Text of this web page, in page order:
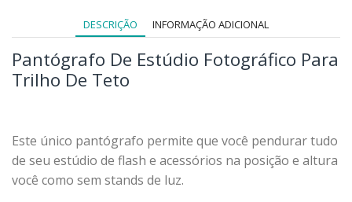
DESCRIÇÃO INFORMAÇÃO ADICIONAL
Pantógrafo De Estúdio Fotográfico Para
Trilho De Teto
Este único pantógrafo permite que você pendurar tudo
de seu estúdio de flash e acessórios na posição e altura
você como sem stands de luz.